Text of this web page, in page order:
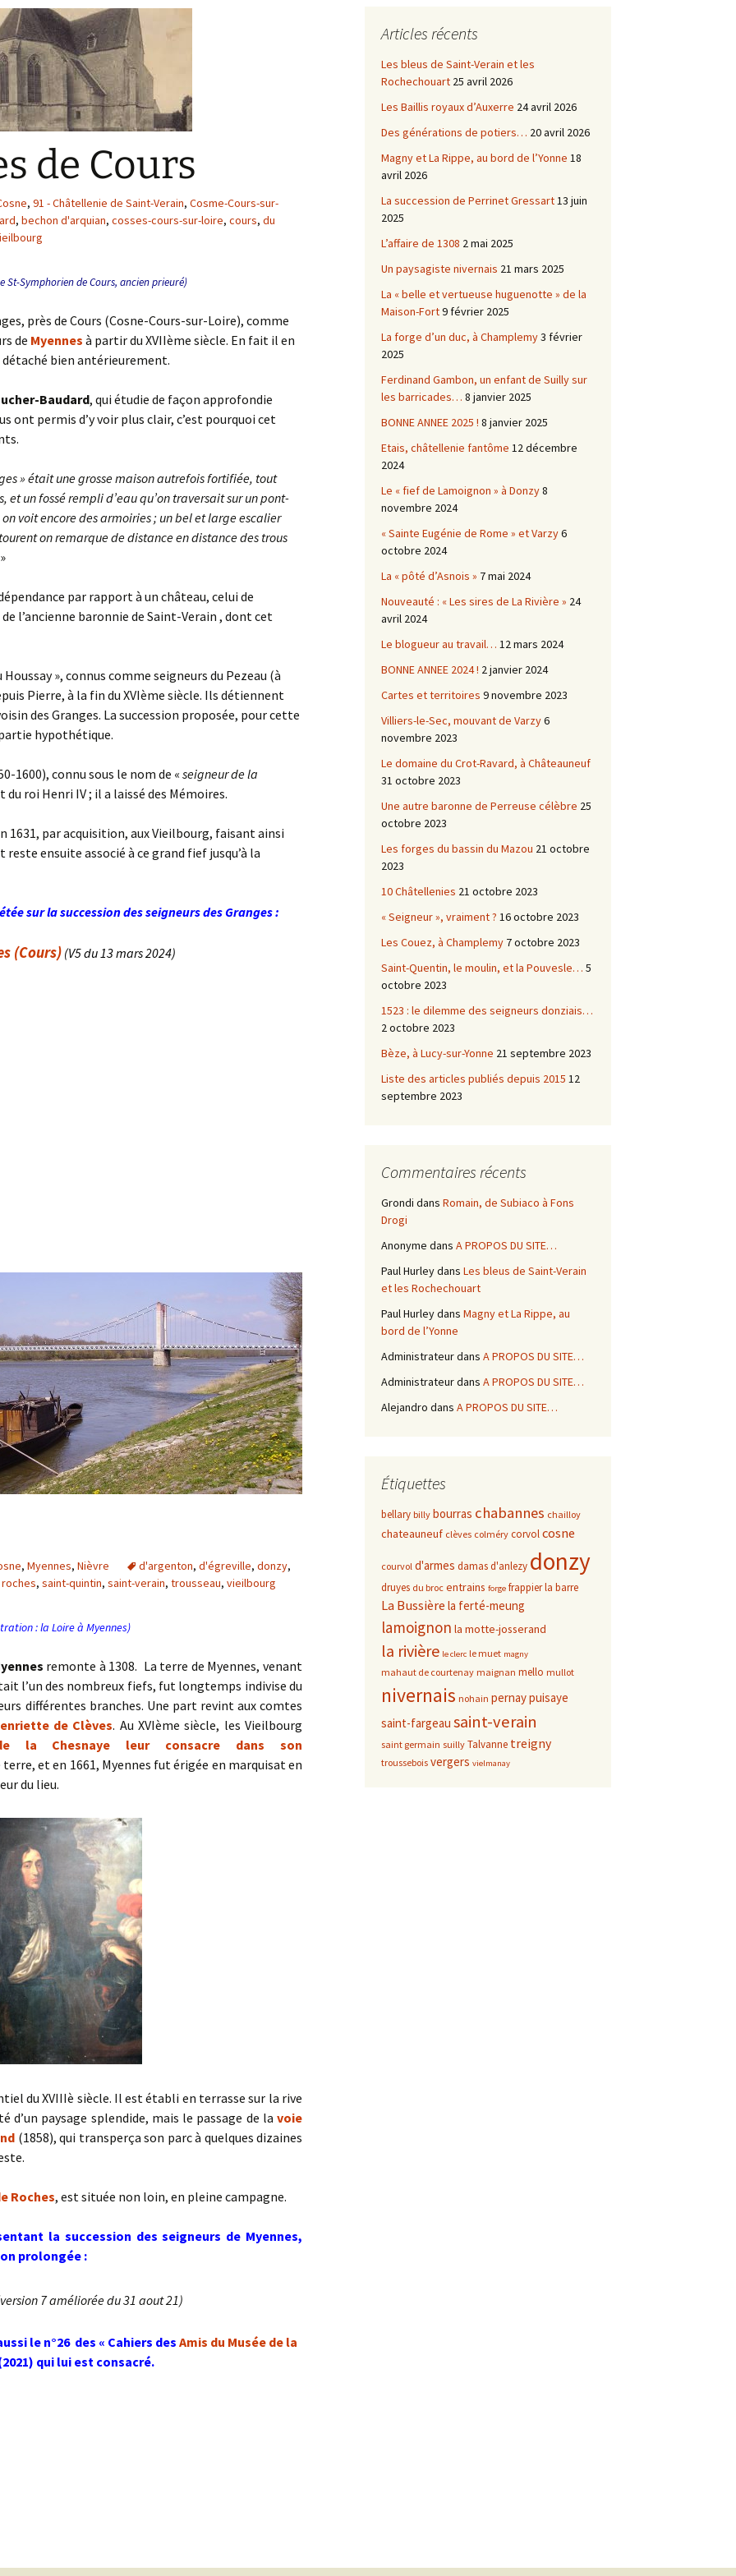
Comté d’Auxerre
Comté de Gien
Comté de Sancerre
Châtellenie d’Etais
Châtellenies de Corvol et
Billy
Châtellenie de Chatel-
de Cours
, 91 - Châtellenie de Saint-Verain, Cosme-Cours-sur-
, bechon d'arquian, cosses-cours-sur-loire, cours, du
St-Symphorien de Cours, ancien prieuré)
près de Cours (Cosne-Cours-sur-Loire), comme
de Myennes à partir du XVIIème siècle. En fait il en
bien antérieurement.
Baudard, qui étudie de façon approfondie
ont permis d’y voir plus clair, c’est pourquoi cet
» était une grosse maison autrefois fortifiée, tout
un fossé rempli d’eau qu’on traversait sur un pont-
voit encore des armoiries ; un bel et large escalier
on remarque de distance en distance des trous
»
par rapport à un château, celui de
l’ancienne baronnie de Saint-Verain , dont cet
», connus comme seigneurs du Pezeau (à
Pierre, à la fin du XVIème siècle. Ils détiennent
des Granges. La succession proposée, pour cette
hypothétique.
1600), connu sous le nom de « seigneur de la
roi Henri IV ; il a laissé des Mémoires.
1631, par acquisition, aux Vieilbourg, faisant ainsi
ensuite associé à ce grand fief jusqu’à la
sur la succession des seigneurs des Granges :
(Cours) (V5 du 13 mars 2024)
, Myennes, Nièvre d'argenton, d'égreville, donzy,
roches, saint-quintin, saint-verain, trousseau, vieilbourg
: la Loire à Myennes)
remonte à 1308. La terre de Myennes, venant
l’un des nombreux fiefs, fut longtemps indivise du
différentes branches. Une part revint aux comtes
de Clèves. Au XVIème siècle, les Vieilbourg
la Chesnaye leur consacre dans son
et en 1661, Myennes fut érigée en marquisat en
du lieu.
du XVIIIè siècle. Il est établi en terrasse sur la rive
paysage splendide, mais le passage de la voie
(1858), qui transperça son parc à quelques dizaines
Roches, est située non loin, en pleine campagne.
la succession des seigneurs de Myennes,
prolongée :
7 améliorée du 31 aout 21)
le n°26 des « Cahiers des Amis du Musée de la
qui lui est consacré.
Articles récents
Les bleus de Saint-Verain et les
Rochechouart 25 avril 2026
Les Baillis royaux d’Auxerre 24 avril 2026
Des générations de potiers… 20 avril 2026
Magny et La Rippe, au bord de l’Yonne 18
avril 2026
La succession de Perrinet Gressart13 juin
2025
L’affaire de 1308 2 mai 2025
Un paysagiste nivernais 21 mars 2025
La « belle et vertueuse huguenotte » de la
Maison-Fort9 février 2025
La forge d’un duc, à Champlemy3 février
2025
Ferdinand Gambon, un enfant de Suilly sur
les barricades… 8 janvier 2025
BONNE ANNEE 2025 ! 8 janvier 2025
Etais, châtellenie fantôme 12 décembre
2024
Le « fief de Lamoignon » à Donzy8
novembre 2024
« Sainte Eugénie de Rome » et Varzy6
octobre 2024
La « pôté d’Asnois » 7 mai 2024
Nouveauté : « Les sires de La Rivière » 24
avril 2024
Le blogueur au travail… 12 mars 2024
BONNE ANNEE 2024 ! 2 janvier 2024
Cartes et territoires 9 novembre 2023
Villiers-le-Sec, mouvant de Varzy6
novembre 2023
Le domaine du Crot-Ravard, à Châteauneuf
31 octobre 2023
Une autre baronne de Perreuse célèbre 25
octobre 2023
Les forges du bassin du Mazou 21 octobre
2023
10 Châtellenies 21 octobre 2023
« Seigneur », vraiment ? 16 octobre 2023
Les Couez, à Champlemy 7 octobre 2023
Saint-Quentin, le moulin, et la Pouvesle… 5
octobre 2023
1523 : le dilemme des seigneurs donziais…
2 octobre 2023
Bèze, à Lucy-sur-Yonne 21 septembre 2023
Liste des articles publiés depuis 2015 12
septembre 2023
Commentaires récents
Grondi dans Romain, de Subiaco à Fons
Drogi
Anonyme dans A PROPOS DU SITE…
Paul Hurleydans Les bleus de Saint-Verain
et les Rochechouart
Paul Hurleydans Magny et La Rippe, au
bord de l’Yonne
Administrateurdans A PROPOS DU SITE…
Administrateurdans A PROPOS DU SITE…
Alejandro dans A PROPOS DU SITE…
Étiquettes
bellary billy bourras chabannes chailloy
chateauneuf clèves colméry corvolcosne
courvol d'armes damas d'anlezy donzy
druyes du broc entrains forge frappierla barre
La Bussière la ferté-meung
lamoignon la motte-josserand
la rivière le clerc le muet magny
mahaut de courtenay maignan mello mullot
nivernais nohain pernaypuisaye
saint-fargeau saint-verain
saint germain suilly Talvanne treigny
troussebois vergers vielmanay